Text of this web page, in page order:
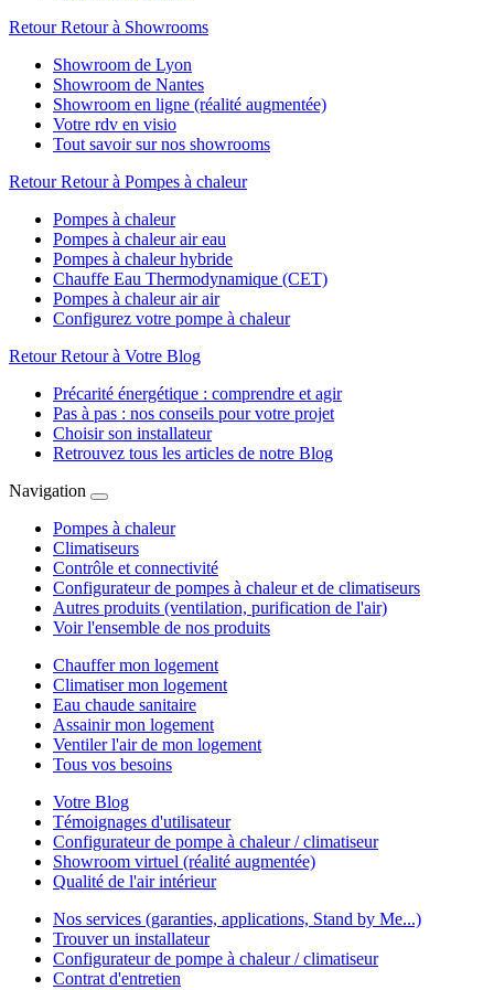
Retour Retour à Showrooms
Showroom de Lyon
Showroom de Nantes
Showroom en ligne (réalité augmentée)
Votre rdv en visio
Tout savoir sur nos showrooms
Retour Retour à Pompes à chaleur
Pompes à chaleur
Pompes à chaleur air eau
Pompes à chaleur hybride
Chauffe Eau Thermodynamique (CET)
Pompes à chaleur air air
Configurez votre pompe à chaleur
Retour Retour à Votre Blog
Précarité énergétique : comprendre et agir
Pas à pas : nos conseils pour votre projet
Choisir son installateur
Retrouvez tous les articles de notre Blog
Navigation
Pompes à chaleur
Climatiseurs
Contrôle et connectivité
Configurateur de pompes à chaleur et de climatiseurs
Autres produits (ventilation, purification de l'air)
Voir l'ensemble de nos produits
Chauffer mon logement
Climatiser mon logement
Eau chaude sanitaire
Assainir mon logement
Ventiler l'air de mon logement
Tous vos besoins
Votre Blog
Témoignages d'utilisateur
Configurateur de pompe à chaleur / climatiseur
Showroom virtuel (réalité augmentée)
Qualité de l'air intérieur
Nos services (garanties, applications, Stand by Me...)
Trouver un installateur
Configurateur de pompe à chaleur / climatiseur
Contrat d'entretien